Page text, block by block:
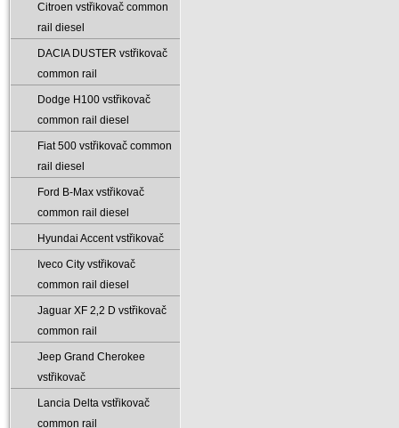
Citroen vstřikovač common
rail diesel
DACIA DUSTER vstřikovač
common rail
Dodge H100 vstřikovač
common rail diesel
Fiat 500 vstřikovač common
rail diesel
Ford B-Max vstřikovač
common rail diesel
Hyundai Accent vstřikovač
Iveco City vstřikovač
common rail diesel
Jaguar XF 2‚2 D vstřikovač
common rail
Jeep Grand Cherokee
vstřikovač
Lancia Delta vstřikovač
common rail